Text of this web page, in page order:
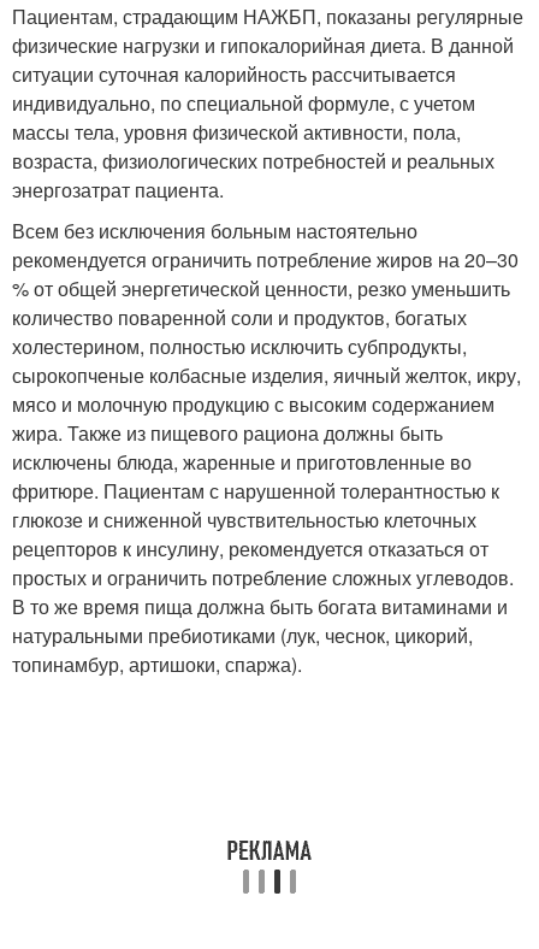
Пациентам, страдающим НАЖБП, показаны регулярные
физические нагрузки и гипокалорийная диета. В данной
ситуации суточная калорийность рассчитывается
индивидуально, по специальной формуле, с учетом
массы тела, уровня физической активности, пола,
возраста, физиологических потребностей и реальных
энергозатрат пациента.
Всем без исключения больным настоятельно
рекомендуется ограничить потребление жиров на 20–30
% от общей энергетической ценности, резко уменьшить
количество поваренной соли и продуктов, богатых
холестерином, полностью исключить субпродукты,
сырокопченые колбасные изделия, яичный желток, икру,
мясо и молочную продукцию с высоким содержанием
жира. Также из пищевого рациона должны быть
исключены блюда, жаренные и приготовленные во
фритюре. Пациентам с нарушенной толерантностью к
глюкозе и сниженной чувствительностью клеточных
рецепторов к инсулину, рекомендуется отказаться от
простых и ограничить потребление сложных углеводов.
В то же время пища должна быть богата витаминами и
натуральными пребиотиками (лук, чеснок, цикорий,
топинамбур, артишоки, спаржа).